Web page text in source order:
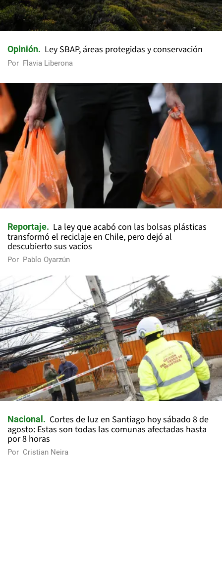
Opinión Ley SBAP, áreas protegidas y conservación
Por Flavia Liberona
Reportaje
La ley que acabó con las bolsas plásticas
transformó el reciclaje en Chile, pero dejó al
descubierto sus vacíos
Por Pablo Oyarzún
Nacional
Cortes de luz en Santiago hoy sábado 8 de
agosto: Estas son todas las comunas afectadas hasta
por 8 horas
Por Cristian Neira